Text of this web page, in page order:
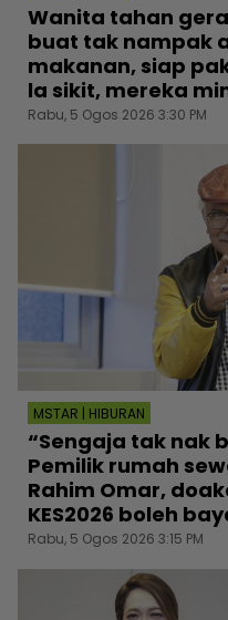
Wanita tahan
buat tak nampak
makanan, siap
la sikit, mereka
Rabu, 5 Ogos 2026 3:30 PM
MSTAR | HIBURAN
“Sengaja tak nak
Pemilik rumah
Rahim Omar,
KES2026 boleh
Rabu, 5 Ogos 2026 3:15 PM